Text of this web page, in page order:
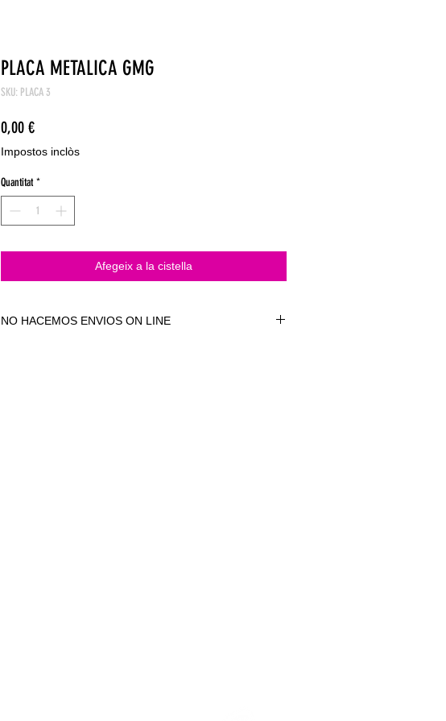
PLACA METALICA GMG
SKU: PLACA 3
0,00 €Price
Impostos inclòs
Quantitat *
Afegeix a la cistella
NO HACEMOS ENVIOS ON LINE